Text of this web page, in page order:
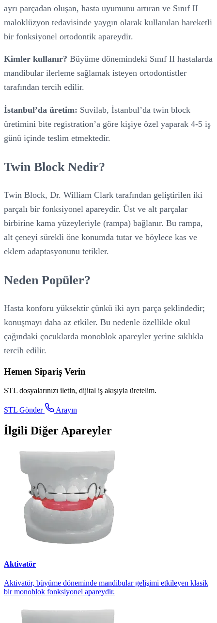
ayrı parçadan oluşan, hasta uyumunu artıran ve Sınıf II
maloklüzyon tedavisinde yaygın olarak kullanılan hareketli
bir fonksiyonel ortodontik apareydir.
Kimler kullanır? Büyüme dönemindeki Sınıf II hastalarda
mandibular ilerleme sağlamak isteyen ortodontistler
tarafından tercih edilir.
İstanbul’da üretim: Suvilab, İstanbul’da twin block
üretimini bite registration’a göre kişiye özel yaparak 4-5 iş
günü içinde teslim etmektedir.
Twin Block Nedir?
Twin Block, Dr. William Clark tarafından geliştirilen iki
parçalı bir fonksiyonel apareydir. Üst ve alt parçalar
birbirine kama yüzeyleriyle (rampa) bağlanır. Bu rampa,
alt çeneyi sürekli öne konumda tutar ve böylece kas ve
eklem adaptasyonunu tetikler.
Neden Popüler?
Hasta konforu yüksektir çünkü iki ayrı parça şeklindedir;
konuşmayı daha az etkiler. Bu nedenle özellikle okul
çağındaki çocuklarda monoblok apareyler yerine sıklıkla
tercih edilir.
Hemen Sipariş Verin
STL dosyalarınızı iletin, dijital iş akışıyla üretelim.
STL Gönder Arayın
İlgili Diğer Apareyler
Aktivatör
Aktivatör, büyüme döneminde mandibular gelişimi etkileyen klasik
bir monoblok fonksiyonel apareydir.